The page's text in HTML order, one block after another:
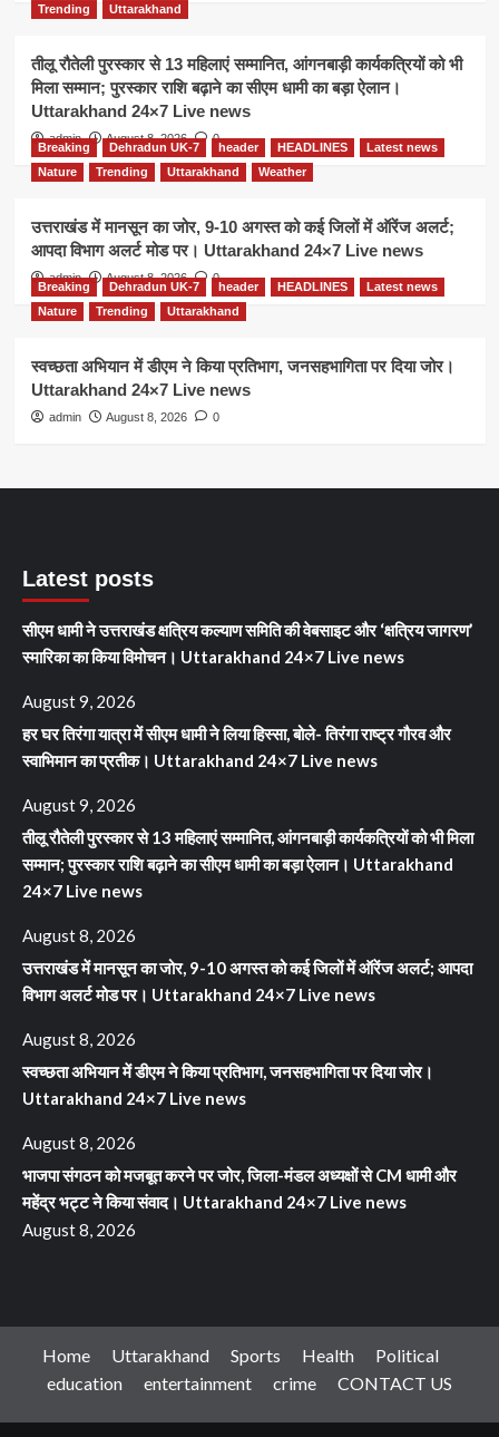
Trending
Uttarakhand
तीलू रौतेली पुरस्कार से 13 महिलाएं सम्मानित, आंगनबाड़ी कार्यकत्रियों को भी
मिला सम्मान; पुरस्कार राशि बढ़ाने का सीएम धामी का बड़ा ऐलान।
Uttarakhand 24×7 Live news
admin August 8, 2026 0
Breaking Dehradun UK-7 header HEADLINES
Latest news
Nature
Trending Uttarakhand Weather
उत्तराखंड में मानसून का जोर, 9-10 अगस्त को कई जिलों में ऑरेंज अलर्ट;
आपदा विभाग अलर्ट मोड पर। Uttarakhand 24×7 Live news
admin August 8, 2026 0
Breaking Dehradun UK-7 header HEADLINES
Latest news
Nature
Trending Uttarakhand
स्वच्छता अभियान में डीएम ने किया प्रतिभाग, जनसहभागिता पर दिया जोर।
Uttarakhand 24×7 Live news
admin August 8, 2026 0
Latest posts
सीएम धामी ने उत्तराखंड क्षत्रिय कल्याण समिति की वेबसाइट और ‘क्षत्रिय जागरण’
स्मारिका का किया विमोचन। Uttarakhand 24×7 Live news
August 9, 2026
हर घर तिरंगा यात्रा में सीएम धामी ने लिया हिस्सा, बोले- तिरंगा राष्ट्र गौरव और
स्वाभिमान का प्रतीक। Uttarakhand 24×7 Live news
August 9, 2026
तीलू रौतेली पुरस्कार से 13 महिलाएं सम्मानित, आंगनबाड़ी कार्यकत्रियों को भी मिला
सम्मान; पुरस्कार राशि बढ़ाने का सीएम धामी का बड़ा ऐलान। Uttarakhand
24×7 Live news
August 8, 2026
उत्तराखंड में मानसून का जोर, 9-10 अगस्त को कई जिलों में ऑरेंज अलर्ट; आपदा
विभाग अलर्ट मोड पर। Uttarakhand 24×7 Live news
August 8, 2026
स्वच्छता अभियान में डीएम ने किया प्रतिभाग, जनसहभागिता पर दिया जोर।
Uttarakhand 24×7 Live news
August 8, 2026
भाजपा संगठन को मजबूत करने पर जोर, जिला-मंडल अध्यक्षों से CM धामी और
महेंद्र भट्ट ने किया संवाद। Uttarakhand 24×7 Live news
August 8, 2026
Home Uttarakhand Sports Health
Political
education
entertainment crime CONTACT US